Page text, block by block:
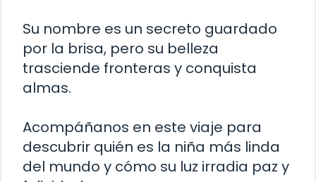
Su nombre es un secreto guardado
por la brisa, pero su belleza
trasciende fronteras y conquista
almas.
Acompáñanos en este viaje para
descubrir quién es la niña más linda
del mundo y cómo su luz irradia paz y